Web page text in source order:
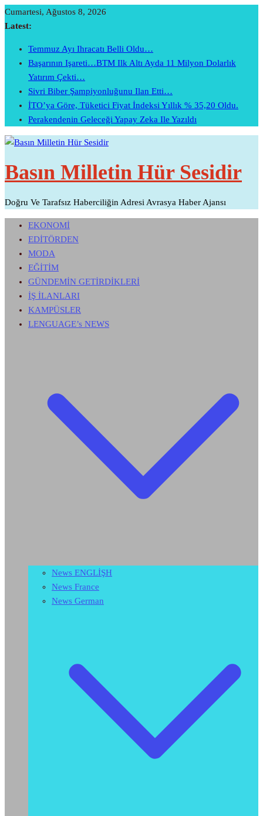
Skip
To
Cumartesi, Ağustos 8, 2026
Latest:
Temmuz Ayı Ihracatı Belli Oldu…
Başarının Işareti…BTM Ilk Altı Ayda 11 Milyon Dolarlık
Yatırım Çekti…
Sivri Biber Şampiyonluğunu Ilan Etti…
İTO’ya Göre, Tüketici Fiyat İndeksi Yıllık % 35,20 Oldu.
Perakendenin Geleceği Yapay Zeka Ile Yazıldı
Basın Milletin Hür Sesidir
Doğru Ve Tarafsız Haberciliğin Adresi Avrasya Haber Ajansı
EKONOMİ
EDİTÖRDEN
MODA
EĞİTİM
GÜNDEMİN GETİRDİKLERİ
İŞ İLANLARI
KAMPÜSLER
LENGUAGE’s NEWS
News ENGLİŞH
News France
News German